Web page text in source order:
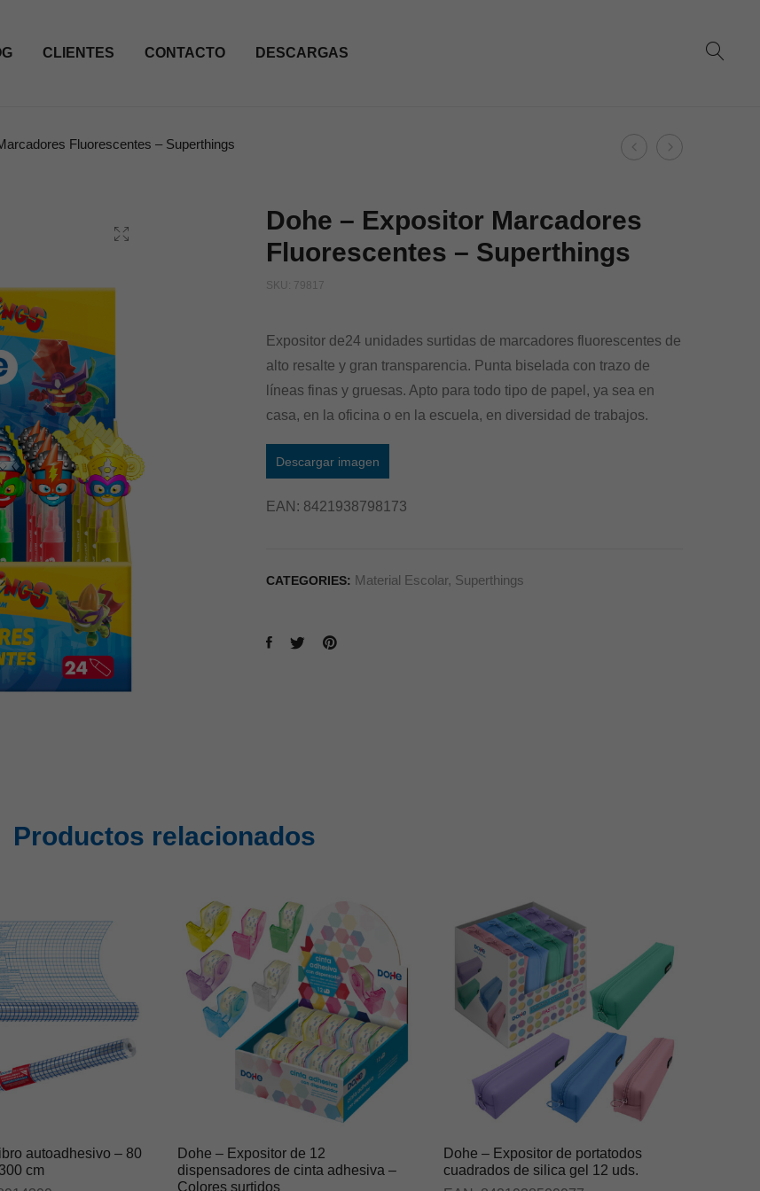
CLIENTES CONTACTO DESCARGAS
Fluorescentes – Superthings
Product
Dohe
Superthings
Dohe
–
Dohe – Expositor Marcadores
Fluorescentes – Superthings
SKU: 79817
Expositor de24 unidades surtidas de marcadores fluorescentes de
alto resalte y gran transparencia. Punta biselada con trazo de
líneas finas y gruesas. Apto para todo tipo de papel, ya sea en
casa, en la oficina o en la escuela, en diversidad de trabajos.
Descargar imagen
EAN: 8421938798173
CATEGORIES: Material Escolar, Superthings
Productos relacionados
autoadhesivo – 80
cm
Dohe – Expositor de 12
dispensadores de cinta adhesiva –
Colores surtidos
Dohe – Expositor de portatodos
cuadrados de silica gel 12 uds.